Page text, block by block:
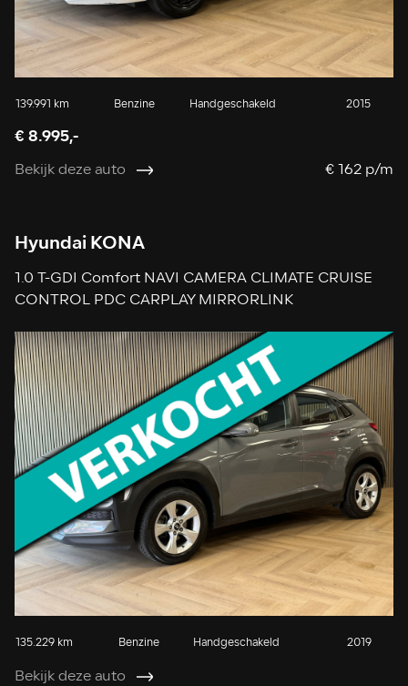
139.991 km Benzine Handgeschakeld 2015
€ 8.995,-
Bekijk deze auto € 162 p/m
Hyundai KONA
1.0 T-GDI Comfort NAVI CAMERA CLIMATE CRUISE
CONTROL PDC CARPLAY MIRRORLINK
135.229 km Benzine Handgeschakeld 2019
Bekijk deze auto